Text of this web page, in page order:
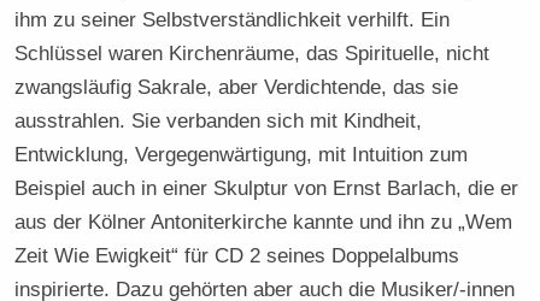
ihm zu seiner Selbstverständlichkeit verhilft. Ein
Schlüssel waren Kirchenräume, das Spirituelle, nicht
zwangsläufig Sakrale, aber Verdichtende, das sie
ausstrahlen. Sie verbanden sich mit Kindheit,
Entwicklung, Vergegenwärtigung, mit Intuition zum
Beispiel auch in einer Skulptur von Ernst Barlach, die er
aus der Kölner Antoniterkirche kannte und ihn zu „Wem
Zeit Wie Ewigkeit“ für CD 2 seines Doppelalbums
inspirierte. Dazu gehörten aber auch die Musiker/-innen